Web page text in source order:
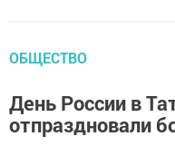
ОБЩЕСТВО
День России в
отпраздновали